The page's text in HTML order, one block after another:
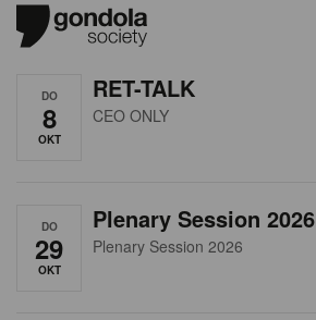
DO
8
OKT
RET-TALK
CEO ONLY
DO
29
OKT
Plenary Session 2026
Plenary Session 2026